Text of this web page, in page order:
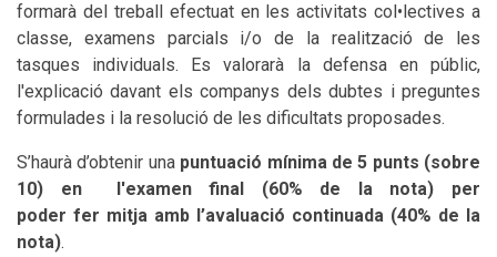
formarà del treball efectuat en les activitats col•lectives a
classe, examens parcials i/o de la realització de les
tasques individuals. Es valorarà la defensa en públic,
l'explicació davant els companys dels dubtes i preguntes
formulades i la resolució de les dificultats proposades.
S’haurà d’obtenir una puntuació mínima de 5 punts (sobre
10) en l'examen final (60% de la nota) per
poder fer mitja amb l’avaluació continuada (40% de la
nota).